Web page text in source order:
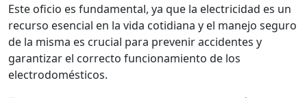
Este oficio es fundamental, ya que la electricidad es un
recurso esencial en la vida cotidiana y el manejo seguro
de la misma es crucial para prevenir accidentes y
garantizar el correcto funcionamiento de los
electrodomésticos.